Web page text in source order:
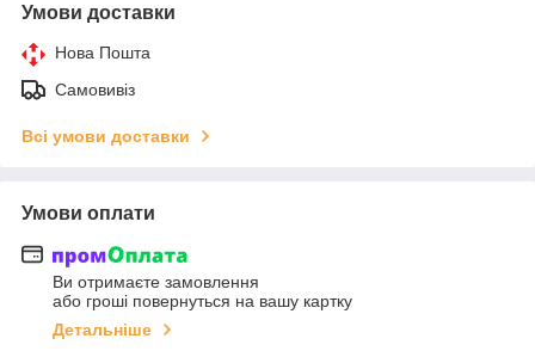
Умови доставки
Нова Пошта
Самовивіз
Всі умови доставки
Умови оплати
Ви отримаєте замовлення
або гроші повернуться на вашу картку
Детальніше